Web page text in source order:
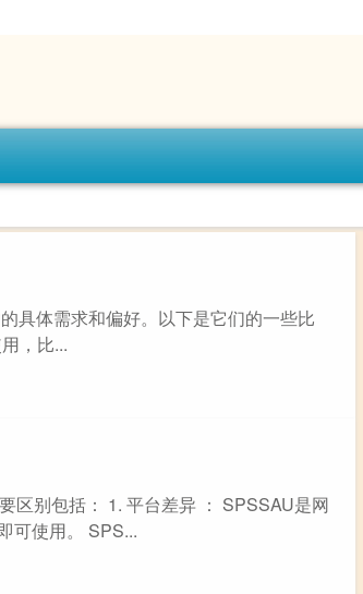
具体需求和偏好。以下是它们的一些比
，比...
区别包括： 1. 平台差异 ： SPSSAU是网
可使用。 SPS...